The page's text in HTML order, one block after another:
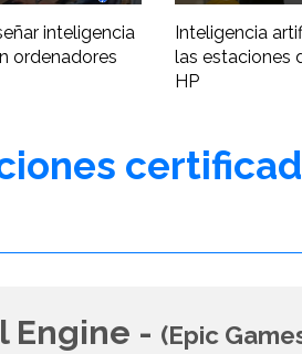
inteligencia
ordenadores
Inteligencia
las estaciones
HP
Engine - (Epic